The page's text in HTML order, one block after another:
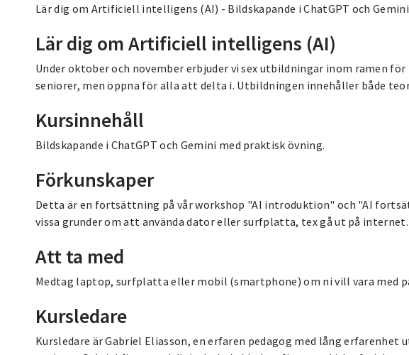
Lär dig om Artificiell intelligens (AI) - Bildskapande i ChatGPT och
Lär dig om Artificiell intelligens (AI)
Under oktober och november erbjuder vi sex utbildningar inom ramen
seniorer, men öppna för alla att delta i. Utbildningen innehåller både
Kursinnehåll
Bildskapande i ChatGPT och Gemini med praktisk övning.
Förkunskaper
Detta är en fortsättning på vår workshop "AI introduktion" och "AI
vissa grunder om att använda dator eller surfplatta, tex gå ut på internet.
Att ta med
Medtag laptop, surfplatta eller mobil (smartphone) om ni vill vara med
Kursledare
Kursledare är Gabriel Eliasson, en erfaren pedagog med lång